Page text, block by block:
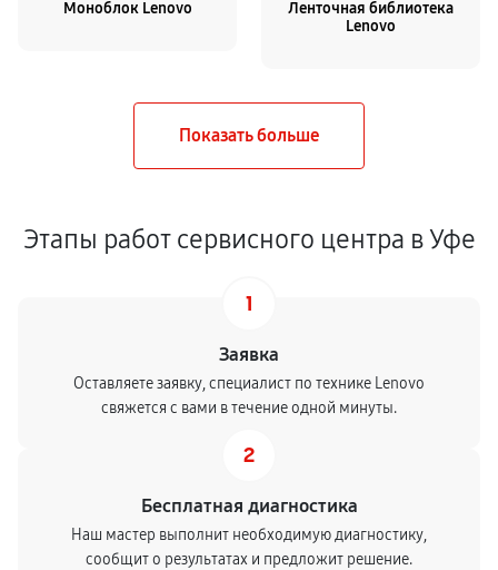
Моноблок Lenovo
Ленточная библиотека
Lenovo
Этапы работ сервисного центра в Уфе
1
Заявка
Оставляете заявку, специалист по технике Lenovo
свяжется с вами в течение одной минуты.
2
Бесплатная диагностика
Наш мастер выполнит необходимую диагностику,
сообщит о результатах и предложит решение.